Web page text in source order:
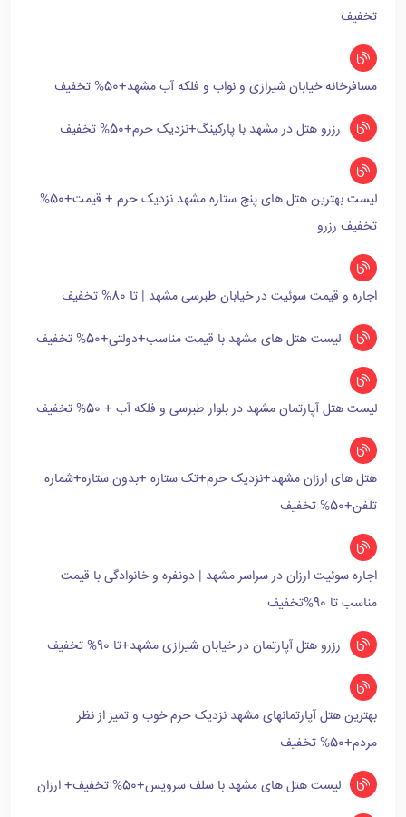
تخفیف
مسافرخانه خیابان شیرازی و نواب و فلکه آب مشهد+50% تخفیف
رزرو هتل در مشهد با پارکینگ+نزدیک حرم+50% تخفیف
لیست بهترین هتل های پنج ستاره مشهد نزدیک حرم + قیمت+50%
تخفیف رزرو
اجاره و قیمت سوئیت در خیابان طبرسی مشهد | تا 80% تخفیف
لیست هتل های مشهد با قیمت مناسب+دولتی+50% تخفیف
لیست هتل آپارتمان مشهد در بلوار طبرسی و فلکه آب + 50% تخفیف
هتل های ارزان مشهد+نزدیک حرم+تک ستاره +بدون ستاره+شماره
تلفن+50% تخفیف
اجاره سوئیت ارزان در سراسر مشهد | دونفره و خانوادگی با قیمت
مناسب تا 90%تخفیف
رزرو هتل آپارتمان در خیابان شیرازی مشهد+تا 90% تخفیف
بهترین هتل آپارتمانهای مشهد نزدیک حرم خوب و تمیز از نظر
مردم+50% تخفیف
لیست هتل های مشهد با سلف سرویس+50% تخفیف+ ارزان